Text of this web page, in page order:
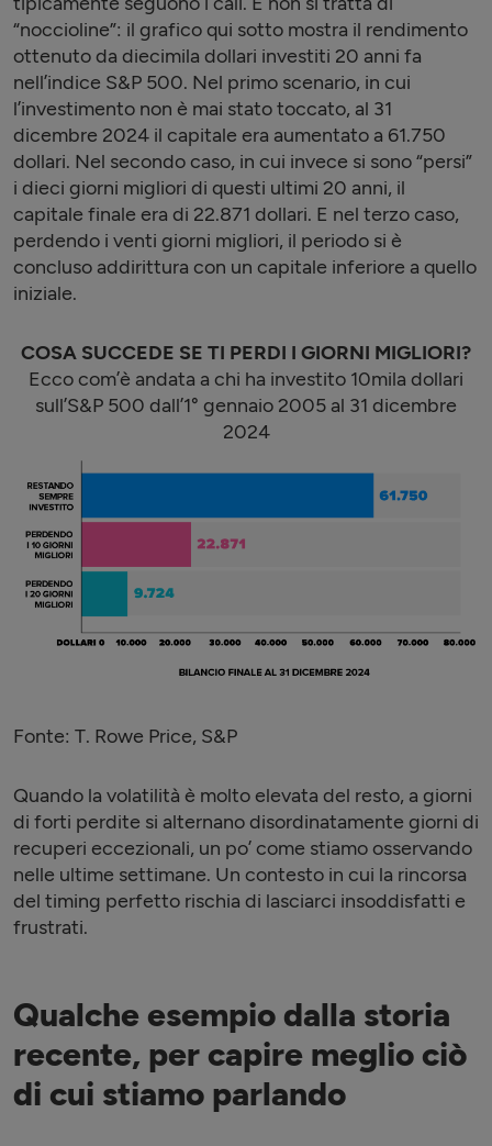
“noccioline”: il grafico qui sotto mostra il rendimento
ottenuto da diecimila dollari investiti 20 anni fa
nell’indice S&P 500. Nel primo scenario, in cui
l’investimento non è mai stato toccato, al 31
dicembre 2024 il capitale era aumentato a 61.750
dollari. Nel secondo caso, in cui invece si sono “persi”
i dieci giorni migliori di questi ultimi 20 anni, il
capitale finale era di 22.871 dollari. E nel terzo caso,
perdendo i venti giorni migliori, il periodo si è
concluso addirittura con un capitale inferiore a quello
iniziale.
COSA SUCCEDE SE TI PERDI I GIORNI MIGLIORI?
Ecco com’è andata a chi ha investito 10mila dollari
sull’S&P 500 dall’1° gennaio 2005 al 31 dicembre
2024
Fonte: T. Rowe Price, S&P
Quando la volatilità è molto elevata del resto, a giorni
di forti perdite si alternano disordinatamente giorni di
recuperi eccezionali, un po’ come stiamo osservando
nelle ultime settimane. Un contesto in cui la rincorsa
del timing perfetto rischia di lasciarci insoddisfatti e
frustrati.
Qualche esempio dalla storia
recente, per capire meglio ciò
di cui stiamo parlando